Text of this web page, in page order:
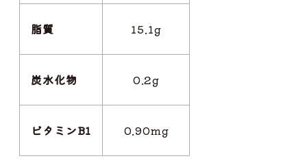
脂質 15.1g
炭水化物 0.2g
ビタミンB1 0.90mg